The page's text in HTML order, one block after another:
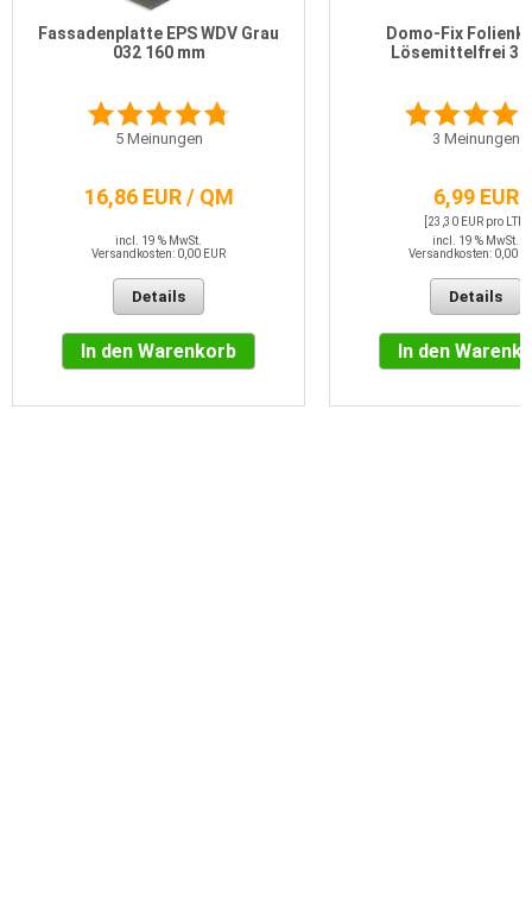
Fassadenplatte EPS WDV Grau
032 160 mm
5Meinungen
16,86 EUR / QM
incl. 19 % MwSt.
Versandkosten: 0,00 EUR
Details
In den Warenkorb
Domo-Fix
Lösemittelfrei
3 Meinungen
6,99 EUR
[23,30 EUR pro LTR]
incl. 19 % MwSt.
Versandkosten: 0,00
Details
In den